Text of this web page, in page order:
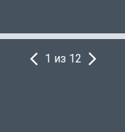
1 из 12